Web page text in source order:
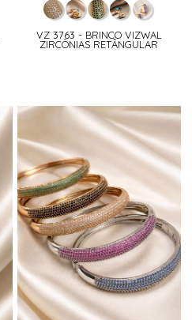
VZ 3763 - BRINCO VIZWAL
ZIRCÔNIAS RETÂNGULAR